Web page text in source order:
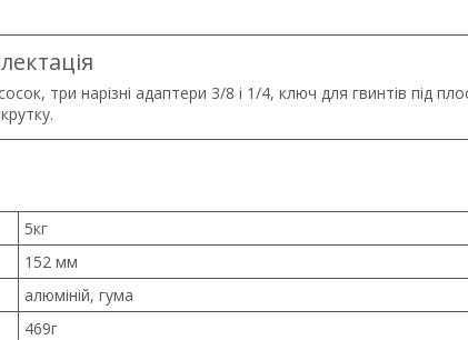
три нарізні адаптери 3/8 і 1/4, ключ для гвинтів під
5кг
152 мм
алюміній, гума
469г